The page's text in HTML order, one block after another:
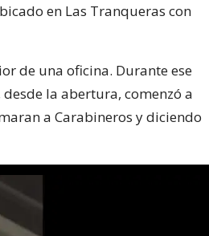
en Las Tranqueras con
de una oficina. Durante ese
la abertura, comenzó a
a Carabineros y diciendo